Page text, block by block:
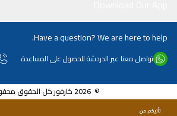
Have a question? We are here to help.
تواصل معنا عبر الدردشة للحصول على المساعدة
© 2026 كارفور كل الحقوق محفوظة